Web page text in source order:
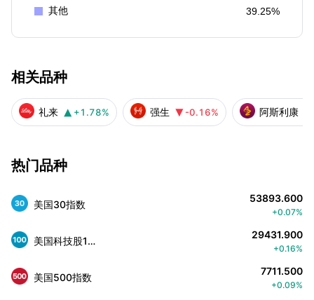
其他 39.25%
相关品种
礼来  +1.78% 强生  -0.16% 阿斯利康
热门品种
美国30指数 53893.600
+0.07%
美国科技股100指数 29431.900
+0.16%
美国500指数 7711.500
+0.09%